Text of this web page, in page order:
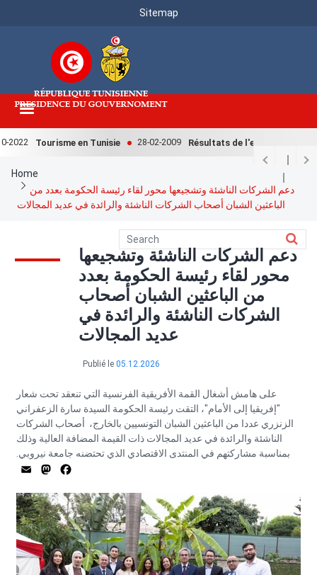
Menu
Sitemap
Tourisme en Tunisie 28-02-2009 Résultats de l'enquête
Breadcrumb
Home
دعم الشركات الناشئة وتشجيعها محور لقاء رئيسة الحكومة بعدد من
الباعثين الشبان أصحاب الشركات الناشئة والرائدة في عديد المجالات
دعم الشركات الناشئة وتشجيعها
محور لقاء رئيسة الحكومة بعدد
من الباعثين الشبان أصحاب
الشركات الناشئة والرائدة في
عديد المجالات
Publié le 05.12.2026
على هامش أشغال القمة الأفريقية الفرنسية التي تنعقد تحت شعار
"إفريقيا إلى الأمام"، التقت رئيسة الحكومة السيدة سارة الزعفراني
الزنزري عددا من الباعثين الشبان التونسيين بالخارج، أصحاب الشركات
الناشئة والرائدة في عديد المجالات ذات القيمة المضافة العالية وذلك
بمناسبة مشاركتهم في المنتدى الاقتصادي الذي تحتضنه جامعة نيروبي.
Facebook